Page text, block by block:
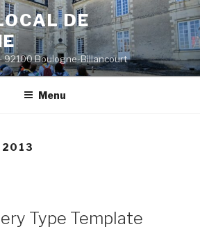
DE
92100 Boulogne-Billancourt
Menu
2013
Type Template